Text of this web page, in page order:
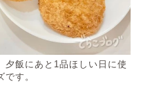
夕飯にあと1品ほしい日に使
です。